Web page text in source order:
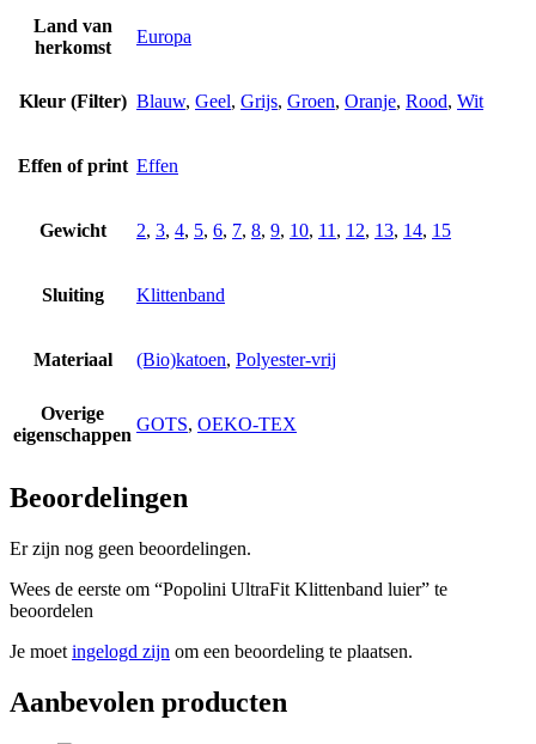
Land van
herkomst
Europa
Kleur (Filter) Blauw, Geel, Grijs, Groen, Oranje, Rood, Wit
Effen of print Effen
Gewicht 2, 3, 4, 5, 6, 7, 8, 9, 10, 11 , 12, 13, 14, 15
Sluiting Klittenband
Materiaal (Bio)katoen, Polyester-vrij
Overige
eigenschappen
GOTS, OEKO-TEX
Beoordelingen
Er zijn nog geen beoordelingen.
Wees de eerste om “Popolini UltraFit Klittenband luier” te
beoordelen
Je moet ingelogd zijn om een beoordeling te plaatsen.
Aanbevolen producten